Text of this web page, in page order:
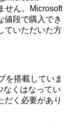
せん。Microsoft
値段で購入でき
ていただいた方
を搭載していま
なくはなってい
だく必要があり